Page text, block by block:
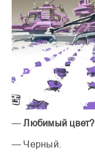
—Любимый цвет?
— Черный.